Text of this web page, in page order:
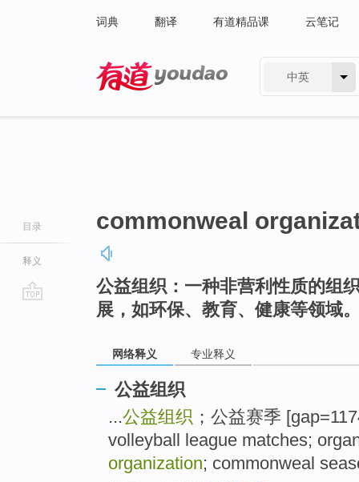
词典 翻译 有道精品课 云笔记
中英
目录
释义
commonweal
公益组织：一种非营利性质的组
展，如环保、教育、健康等领域
网络释义 专业释义
公益组织
...公益组织 ；公益赛季
volleyball league matches;
organization; commonweal